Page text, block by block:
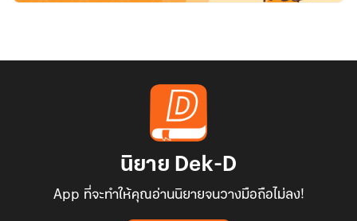
นิยาย Dek-D
App ที่จะทำให้คุณอ่านนิยายจนวางมือถือไม่ลง!